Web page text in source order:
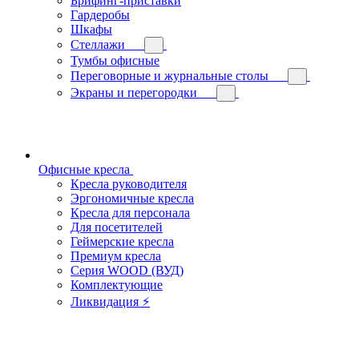
Гардеробы
Шкафы
Стеллажи
Тумбы офисные
Переговорные и журнальные столы
Экраны и перегородки
Офисные кресла
Кресла руководителя
Эргономичные кресла
Кресла для персонала
Для посетителей
Геймерские кресла
Премиум кресла
Серия WOOD (ВУД)
Комплектующие
Ликвидация ⚡